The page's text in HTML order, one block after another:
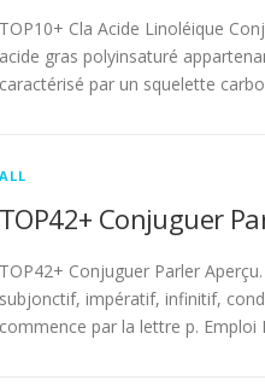
TOP10+ Cla Acide Linoléique
acide gras polyinsaturé
caractérisé par un squelette
ALL
TOP42+ Conjuguer
TOP42+ Conjuguer Parler
subjonctif, impératif, infinitif,
commence par la lettre p.